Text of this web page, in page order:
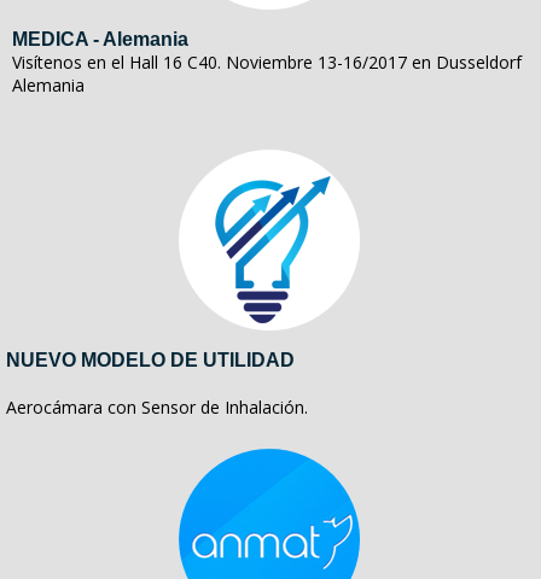
MEDICA - Alemania
Visítenos en el Hall 16 C40. Noviembre 13-16/2017 en Dusseldorf
Alemania
NUEVO MODELO DE UTILIDAD
Aerocámara con Sensor de Inhalación.